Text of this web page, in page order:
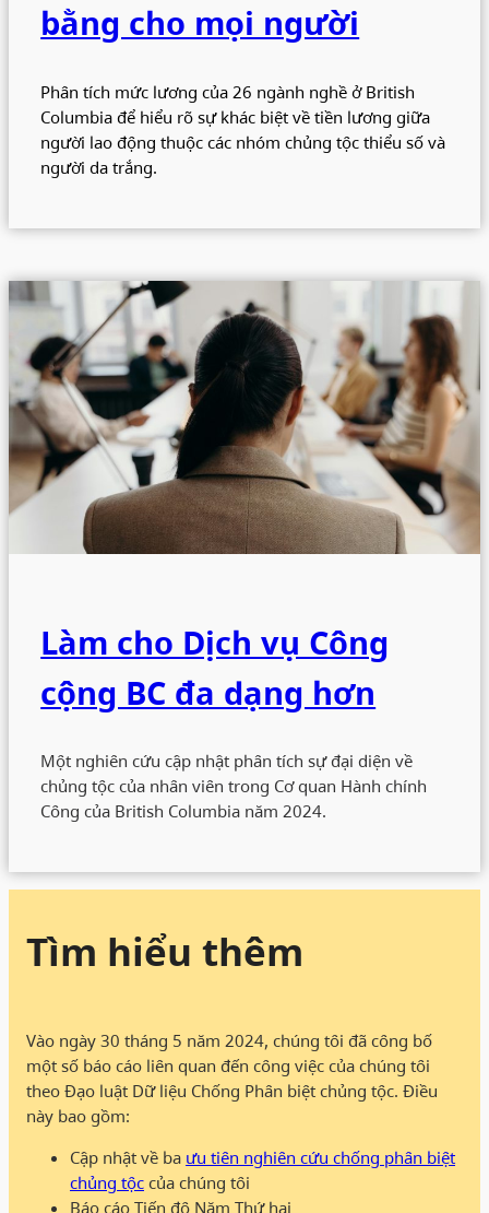
bằng cho mọi người
Phân tích mức lương của 26 ngành nghề ở British
Columbia để hiểu rõ sự khác biệt về tiền lương giữa
người lao động thuộc các nhóm chủng tộc thiểu số và
người da trắng.
Làm cho Dịch vụ Công
cộng BC đa dạng hơn
Một nghiên cứu cập nhật phân tích sự đại diện về
chủng tộc của nhân viên trong Cơ quan Hành chính
Công của British Columbia năm 2024.
Tìm hiểu thêm
Vào ngày 30 tháng 5 năm 2024, chúng tôi đã công bố
một số báo cáo liên quan đến công việc của chúng tôi
theo Đạo luật Dữ liệu Chống Phân biệt chủng tộc. Điều
này bao gồm:
Cập nhật về ba ưu tiên nghiên cứu chống phân biệt
chủng tộc của chúng tôi
Báo cáo Tiến độ Năm Thứ hai